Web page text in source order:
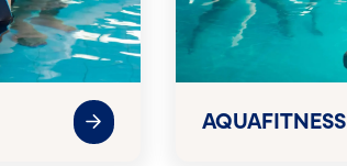
AQUAFITNESS